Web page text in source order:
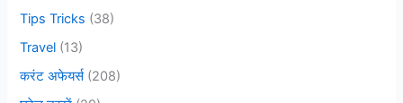
Tips Tricks (38)
Travel (13)
करंट अफेयर्स(208)